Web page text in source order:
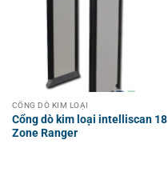
CỔNG DÒ KIM LOẠI
Cổng dò kim loại intelliscan 18
Zone Ranger